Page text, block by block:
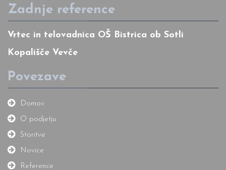
Zadnje reference
Vrtec in telovadnica OŠ Bistrica ob Sotli
Kopališče Vevče
Povezave
Domov
O podjetju
Storitve
Novice
Reference